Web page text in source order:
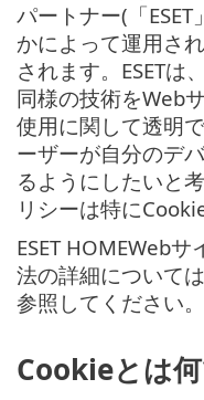
パートナー(「
かによって運用さ
されます。ESETは
同様の技術をWeb
使用に関して透明
ーザーが自分のデ
るようにしたいと
リシーは特に
ESET HOMEWeb
法の詳細については
参照してください。
Cookieとは何